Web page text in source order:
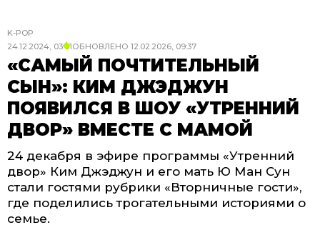
K-POP
24.12.2024, 03:01ОБНОВЛЕНО 12.02.2026, 09:37
«САМЫЙ ПОЧТИТЕЛЬНЫЙ
СЫН»: КИМ ДЖЭДЖУН
ПОЯВИЛСЯ В ШОУ «УТРЕННИЙ
ДВОР» ВМЕСТЕ С МАМОЙ
24 декабря в эфире программы «Утренний
двор» Ким Джэджун и его мать Ю Ман Сун
стали гостями рубрики «Вторничные гости»,
где поделились трогательными историями о
семье.